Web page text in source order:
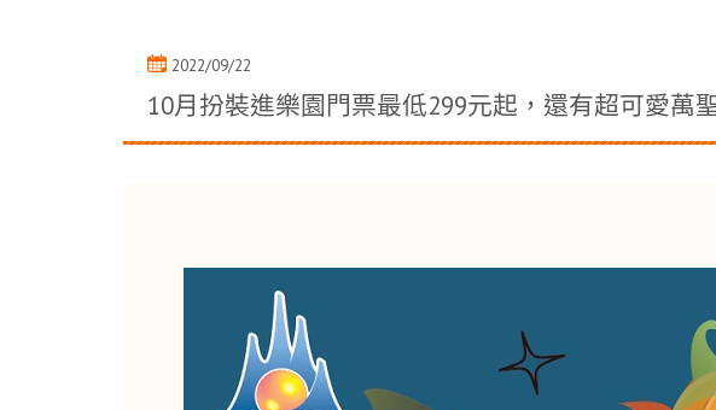
2022/09/22
10月扮裝進樂園門票最低299元起，還有超可愛萬